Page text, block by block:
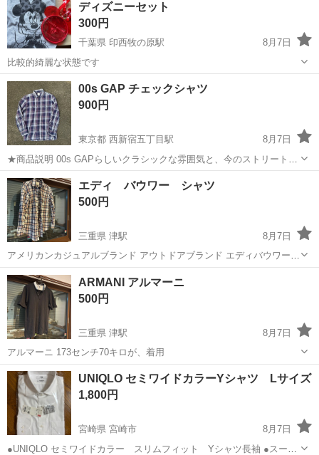
ディズニーセット
300円
千葉県 印西牧の原駅
8月7日
比較的綺麗な状態です
千葉 印西市 シャツ
00s GAP チェックシャツ
900円
東京都 西新宿五丁目駅
8月7日
★商品説明 00s GAPらしいクラシックな雰囲気と、今のストリート・
古着スタイルにハマるカラーリングが魅力のアイテムです。 ★サイズ
Sサイズ 身幅51cm 袖丈61cm 着丈73cm ★状態 多少の使用感はござ
い...
東京 渋谷区 西新宿五丁目駅
エディ バウワー シャツ
500円
三重県 津駅
8月7日
アメリカンカジュアルブランド アウトドアブランド エディバウワー
おしゃれな綿100%
三重 津市
ARMANI アルマーニ
500円
三重県 津駅
8月7日
アルマーニ 173センチ70キロが、着用
三重 津市 アルマーニ
UNIQLO セミワイドカラーYシャツ Lサイズ
1,800円
宮崎県 宮崎市
8月7日
●UNIQLO セミワイドカラー スリムフィット Yシャツ長袖 ●スーパ